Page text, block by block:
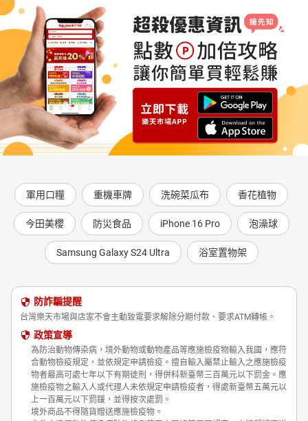
軍用口糧 重機車牌 洗碗菜瓜布 香花植物
今田美櫻 防災食品 iPhone 16 Pro 泡澡球
Samsung Galaxy S24 Ultra 浴室置物架
防詐騙提醒
台灣樂天市場與店家不會主動致電要求解除分期付款、要求ATM轉帳。
政策宣導
為防治動物傳染病，境外動物或動物產品等應施檢疫物輸入我國，應符
合動物檢疫規定，並依規定申請檢疫。擅自輸入屬禁止輸入之應施檢疫
物者最高可處七年以下有期徒刑，得併科新臺幣三百萬元以下罰金。應
施檢疫物之輸入人或代理人未依規定申請檢疫者，得處新臺幣五萬元以
上一百萬元以下罰鍰，並得按次處罰。
境外商品不得隨貨贈送應施檢疫物。